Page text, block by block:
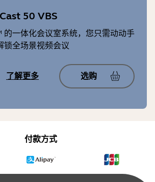
50 VBS
一体化会议室系统，您只需动动手
锁全场景视频会议
了解更多 选购
付款方式